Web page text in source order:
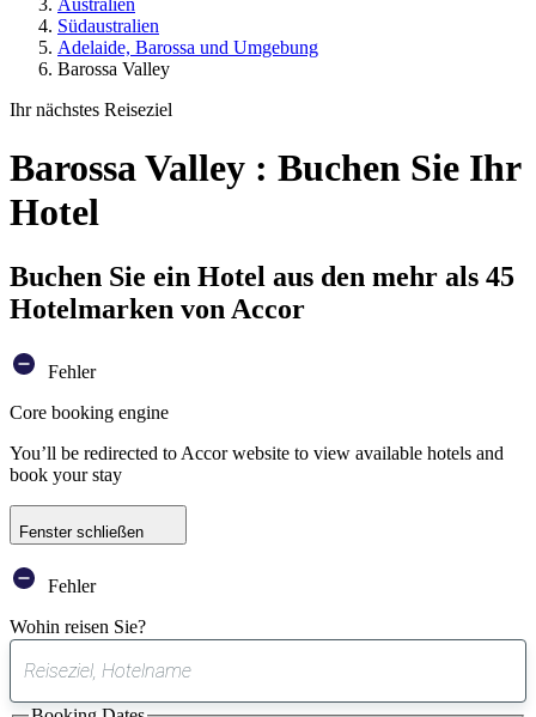
Australien
Südaustralien
Adelaide, Barossa und Umgebung
Barossa Valley
Ihr nächstes Reiseziel
Barossa Valley : Buchen Sie Ihr
Hotel
Buchen Sie ein Hotel aus den mehr als 45
Hotelmarken von Accor
Fehler
Core booking engine
You’ll be redirected to Accor website to view available hotels and
book your stay
Fenster schließen
Fehler
Wohin reisen Sie?
gefundener